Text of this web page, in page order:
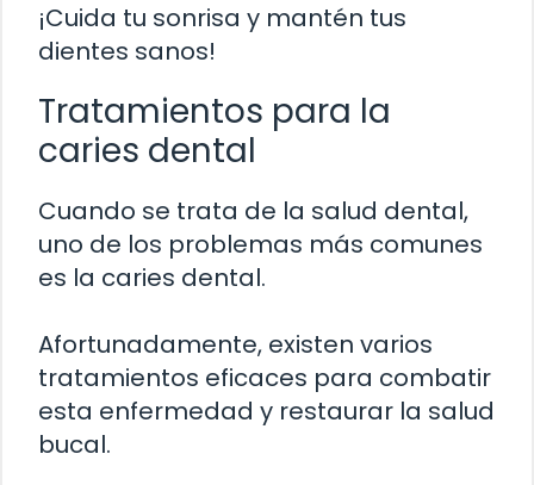
¡Cuida tu sonrisa y mantén tus
dientes sanos!
Tratamientos para la
caries dental
Cuando se trata de la salud dental,
uno de los problemas más comunes
es la caries dental.
Afortunadamente, existen varios
tratamientos eficaces para combatir
esta enfermedad y restaurar la salud
bucal.